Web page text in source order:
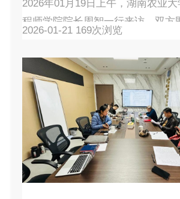
2026年01月19日上午，湖南农业
程师学院院长周智一行来访，双方
师培养与学院建设开展专题交流。
爱良出席并主持座谈会。 陈爱良
长一行的到来表示热烈欢迎，并介
国家卓越工程师学院在体系建设、
搭建、校企协同育人模式等方面
她表示，希望以此次交流为契机，
验，共同推动卓越工程师培养迈
智院长介绍了湖南农业...
2026-01-21 169次浏览